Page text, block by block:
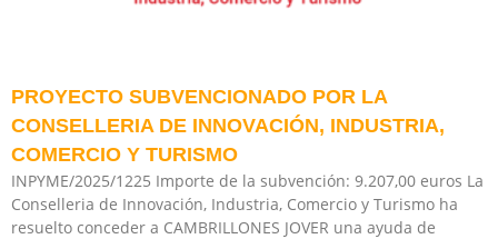
PROYECTO SUBVENCIONADO POR LA
CONSELLERIA DE INNOVACIÓN, INDUSTRIA,
COMERCIO Y TURISMO
INPYME/2025/1225 Importe de la subvención: 9.207,00 euros La
Conselleria de Innovación, Industria, Comercio y Turismo ha
resuelto conceder a CAMBRILLONES JOVER una ayuda de